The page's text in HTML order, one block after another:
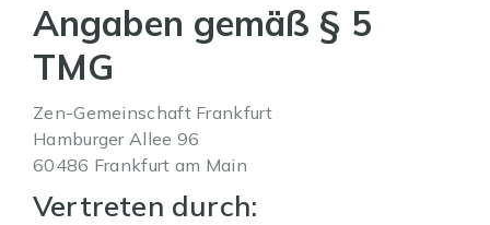
Angaben gemäß § 5
TMG
Zen-Gemeinschaft Frankfurt
Hamburger Allee 96
60486 Frankfurt am Main
Vertreten durch: